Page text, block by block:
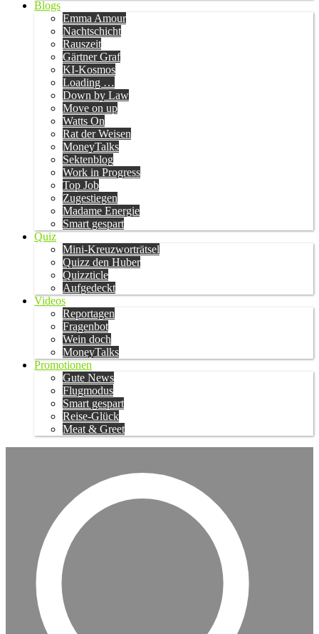
Blogs
Emma Amour
Nachtschicht
Rauszeit
Gärtner Graf
KI-Kosmos
Loading …
Down by Law
Move on up
Watts On
Rat der Weisen
MoneyTalks
Sektenblog
Work in Progress
Top Job
Zugestiegen
Madame Energie
Smart gespart
Quiz
Mini-Kreuzworträtsel
Quizz den Huber
Quizzticle
Aufgedeckt
Videos
Reportagen
Fragenbot
Wein doch
MoneyTalks
Promotionen
Gute News
Flugmodus
Smart gespart
Reise-Glück
Meat & Greet